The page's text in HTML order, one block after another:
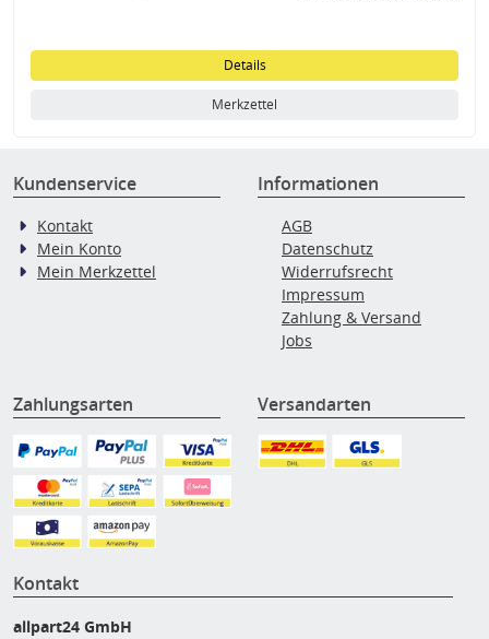
Details
Merkzettel
Kundenservice
Kontakt
Mein Konto
Mein Merkzettel
Informationen
AGB
Datenschutz
Widerrufsrecht
Impressum
Zahlung & Versand
Jobs
Zahlungsarten Versandarten
Kontakt
allpart24 GmbH